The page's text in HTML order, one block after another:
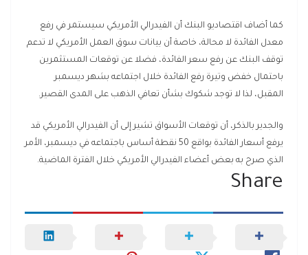
كما أضاف اقتصاديو البنك أن الفيدرالي الأمريكي سيستمر في رفع
معدل الفائدة لا محالة، خاصة أن بيانات سوق العمل الأمريكي لا تدعم
توقف البنك عن رفع سعر الفائدة، فضلا عن توقعات المستثمرين
باحتمال خفض وتيرة رفع الفائدة خلال اجتماعه بشهر ديسمبر
المقبل، لذا لا توجد شكوك بشأن تعافي الذهب على المدى القصير.
والجدير بالذكر، أن توقعات الأسواق تشير إلى أن الفيدرالي الأمريكي قد
يرفع أسعار الفائدة بواقع 50 نقطة أساس باجتماعه في ديسمبر، الأمر
الذي صرح به بعض أعضاء الفيدرالي الأمريكي خلال الفترة الماضية.
Share